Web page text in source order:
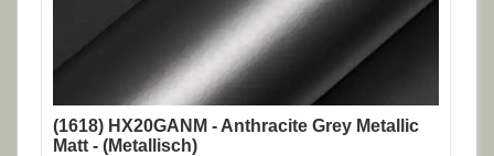
(1618) HX20GANM - Anthracite Grey Metallic
Matt - (Metallisch)